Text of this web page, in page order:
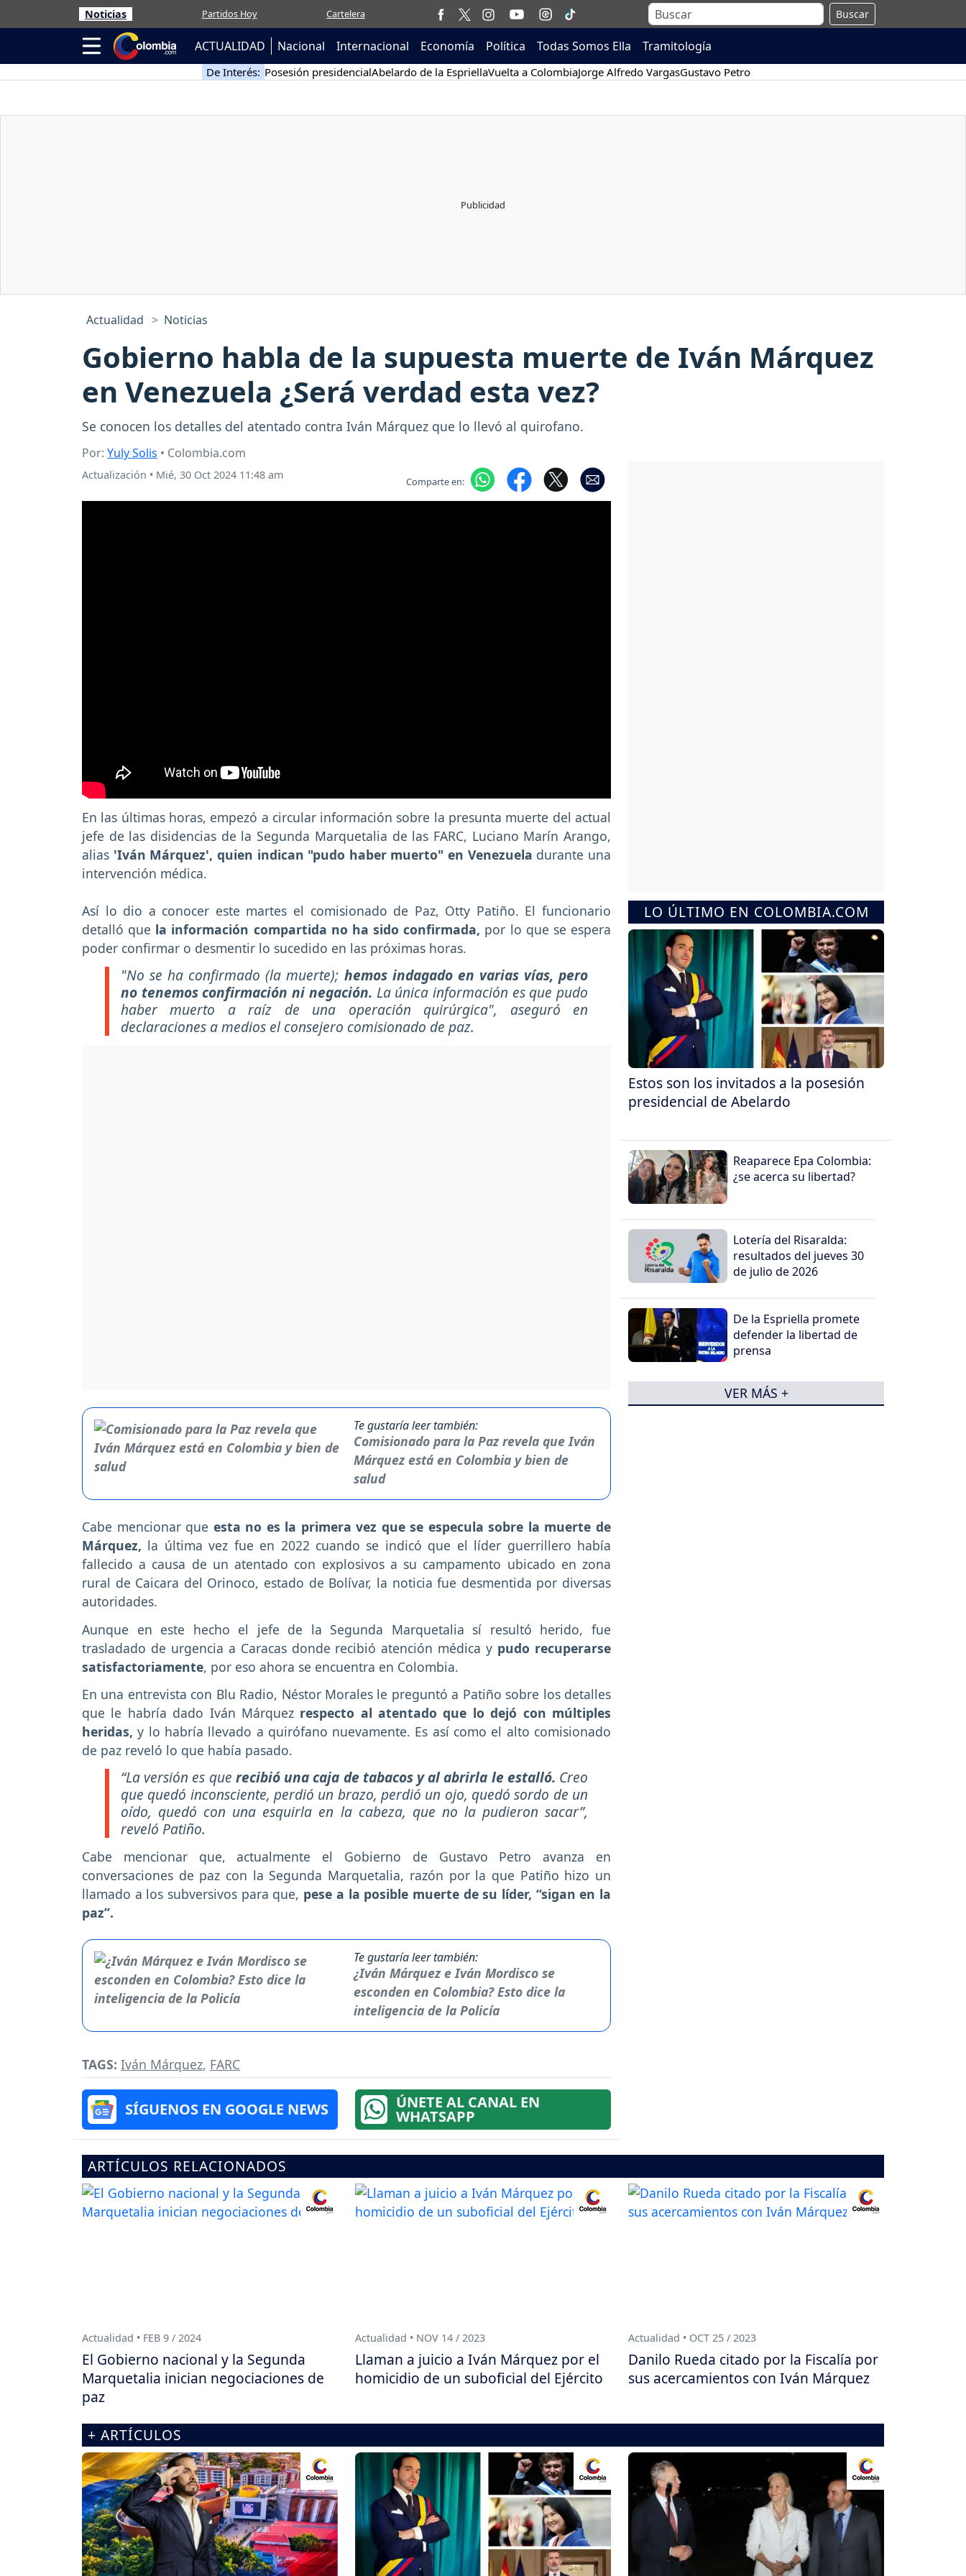
Noticias Partidos Hoy Cartelera Buscar
ACTUALIDAD Nacional Internacional Economía Política Todas Somos Ella Tramitología
De Interés: Posesión presidencialAbelardo de la EspriellaVuelta a ColombiaJorge Alfredo VargasGustavo Petro
Actualidad Noticias
Gobierno habla de la supuesta muerte de Iván Márquez
en Venezuela ¿Será verdad esta vez?
Se conocen los detalles del atentado contra Iván Márquez que lo llevó al quirofano.
Por: Yuly Solis • Colombia.com
Actualización • Mié, 30 Oct 2024 11:48 am Comparte en:
En las últimas horas, empezó a circular información sobre la presunta muerte del actual
jefe de las disidencias de la Segunda Marquetalia de las FARC, Luciano Marín Arango,
alias 'Iván Márquez', quien indican "pudo haber muerto" en Venezuela durante una
intervención médica.
Así lo dio a conocer este martes el comisionado de Paz, Otty Patiño. El funcionario
detalló que la información compartida no ha sido confirmada, por lo que se espera
poder confirmar o desmentir lo sucedido en las próximas horas.
"No se ha confirmado (la muerte); hemos indagado en varias vías, pero
no tenemos confirmación ni negación. La única información es que pudo
haber muerto a raíz de una operación quirúrgica", aseguró en
declaraciones a medios el consejero comisionado de paz.
Te gustaría leer también:
Comisionado para la Paz revela que Iván
Márquez está en Colombia y bien de
salud
Cabe mencionar que esta no es la primera vez que se especula sobre la muerte de
Márquez, la última vez fue en 2022 cuando se indicó que el líder guerrillero había
fallecido a causa de un atentado con explosivos a su campamento ubicado en zona
rural de Caicara del Orinoco, estado de Bolívar, la noticia fue desmentida por diversas
autoridades.
Aunque en este hecho el jefe de la Segunda Marquetalia sí resultó herido, fue
trasladado de urgencia a Caracas donde recibió atención médica y pudo recuperarse
satisfactoriamente, por eso ahora se encuentra en Colombia.
En una entrevista con Blu Radio, Néstor Morales le preguntó a Patiño sobre los detalles
que le habría dado Iván Márquezrespecto al atentado que lo dejó con múltiples
heridas,y lo habría llevado a quirófano nuevamente. Es así como el alto comisionado
de paz reveló lo que había pasado.
“La versión es que recibió una caja de tabacos y al abrirla le estalló. Creo
que quedó inconsciente, perdió un brazo, perdió un ojo, quedó sordo de un
oído, quedó con una esquirla en la cabeza, que no la pudieron sacar”,
reveló Patiño.
Cabe mencionar que, actualmente el Gobierno de Gustavo Petro avanza en
conversaciones de paz con la Segunda Marquetalia, razón por la que Patiño hizo un
llamado a los subversivos para que, pese a la posible muerte de su líder, “sigan en la
paz”.
Te gustaría leer también:
¿Iván Márquez e Iván Mordisco se
esconden en Colombia? Esto dice la
inteligencia de la Policía
TAGS: Iván Márquez, FARC
SÍGUENOS EN GOOGLE NEWS ÚNETE AL CANAL EN
WHATSAPP
LO ÚLTIMO EN COLOMBIA.COM
Estos son los invitados a la posesión
presidencial de Abelardo
Reaparece Epa Colombia:
¿se acerca su libertad?
Lotería del Risaralda:
resultados del jueves 30
de julio de 2026
De la Espriella promete
defender la libertad de
prensa
VER MÁS +
ARTÍCULOS RELACIONADOS
Actualidad • FEB 9 / 2024
El Gobierno nacional y la Segunda
Marquetalia inician negociaciones de
paz
Actualidad • NOV 14 / 2023
Llaman a juicio a Iván Márquez por el
homicidio de un suboficial del Ejército
Actualidad • OCT 25 / 2023
Danilo Rueda citado por la Fiscalía por
sus acercamientos con Iván Márquez
+ ARTÍCULOS